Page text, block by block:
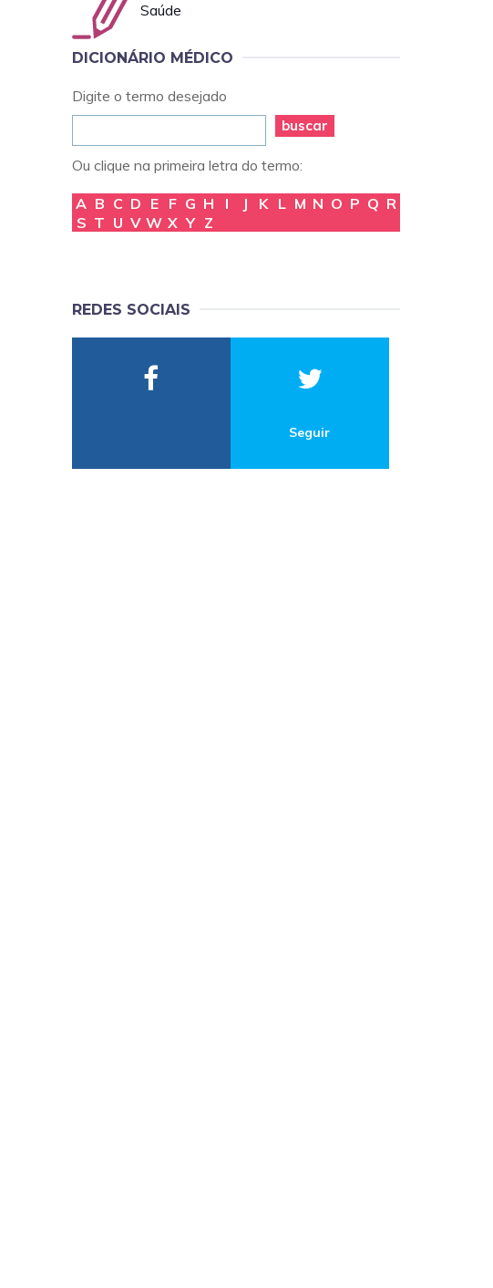
Saúde
DICIONÁRIO MÉDICO
Digite o termo desejado
buscar
Ou clique na primeira letra do termo:
A B C D E F G H I J K L M N O P Q R
S T U V W X Y Z
REDES SOCIAIS
Seguir